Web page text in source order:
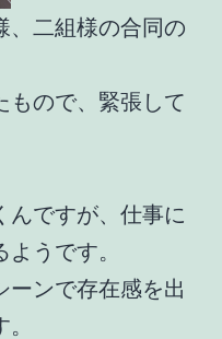
、二組様の合同の
もので、緊張して
んですが、仕事に
うです。
ーンで存在感を出